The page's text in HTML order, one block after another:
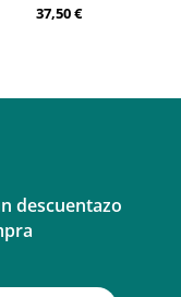
37,50 €
descuentazo